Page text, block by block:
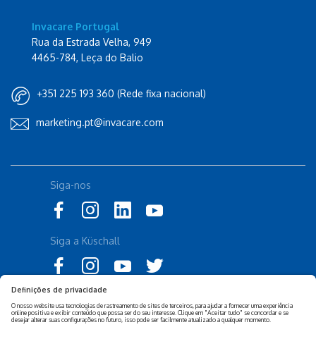
Invacare Portugal
Rua da Estrada Velha, 949
4465-784, Leça do Balio
+351 225 193 360 (Rede fixa nacional)
marketing.pt@invacare.com
Declaração de Acessibilidade
Política Legal Invacare
Siga-nos
Siga a Küschall